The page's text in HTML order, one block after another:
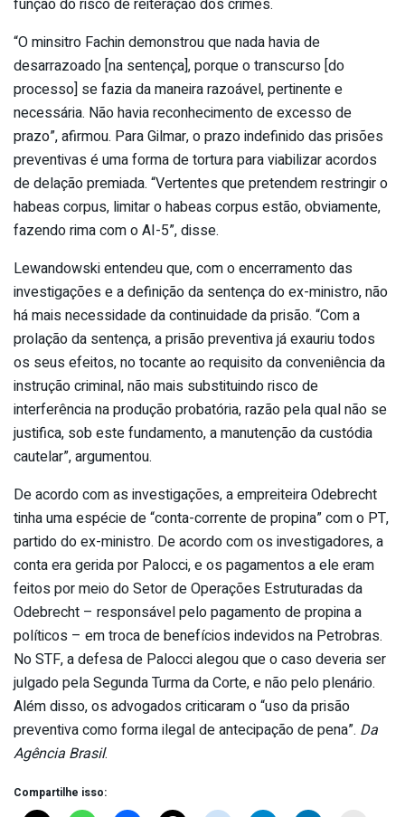
função do risco de reiteração dos crimes.
“O minsitro Fachin demonstrou que nada havia de
desarrazoado [na sentença], porque o transcurso [do
processo] se fazia da maneira razoável, pertinente e
necessária. Não havia reconhecimento de excesso de
prazo”, afirmou. Para Gilmar, o prazo indefinido das prisões
preventivas é uma forma de tortura para viabilizar acordos
de delação premiada. “Vertentes que pretendem restringir o
habeas corpus, limitar o habeas corpus estão, obviamente,
fazendo rima com o AI-5”, disse.
Lewandowski entendeu que, com o encerramento das
investigações e a definição da sentença do ex-ministro, não
há mais necessidade da continuidade da prisão. “Com a
prolação da sentença, a prisão preventiva já exauriu todos
os seus efeitos, no tocante ao requisito da conveniência da
instrução criminal, não mais substituindo risco de
interferência na produção probatória, razão pela qual não se
justifica, sob este fundamento, a manutenção da custódia
cautelar”, argumentou.
De acordo com as investigações, a empreiteira Odebrecht
tinha uma espécie de “conta-corrente de propina” com o PT,
partido do ex-ministro. De acordo com os investigadores, a
conta era gerida por Palocci, e os pagamentos a ele eram
feitos por meio do Setor de Operações Estruturadas da
Odebrecht – responsável pelo pagamento de propina a
políticos – em troca de benefícios indevidos na Petrobras.
No STF, a defesa de Palocci alegou que o caso deveria ser
julgado pela Segunda Turma da Corte, e não pelo plenário.
Além disso, os advogados criticaram o “uso da prisão
preventiva como forma ilegal de antecipação de pena”. Da
Agência Brasil.
Compartilhe isso: